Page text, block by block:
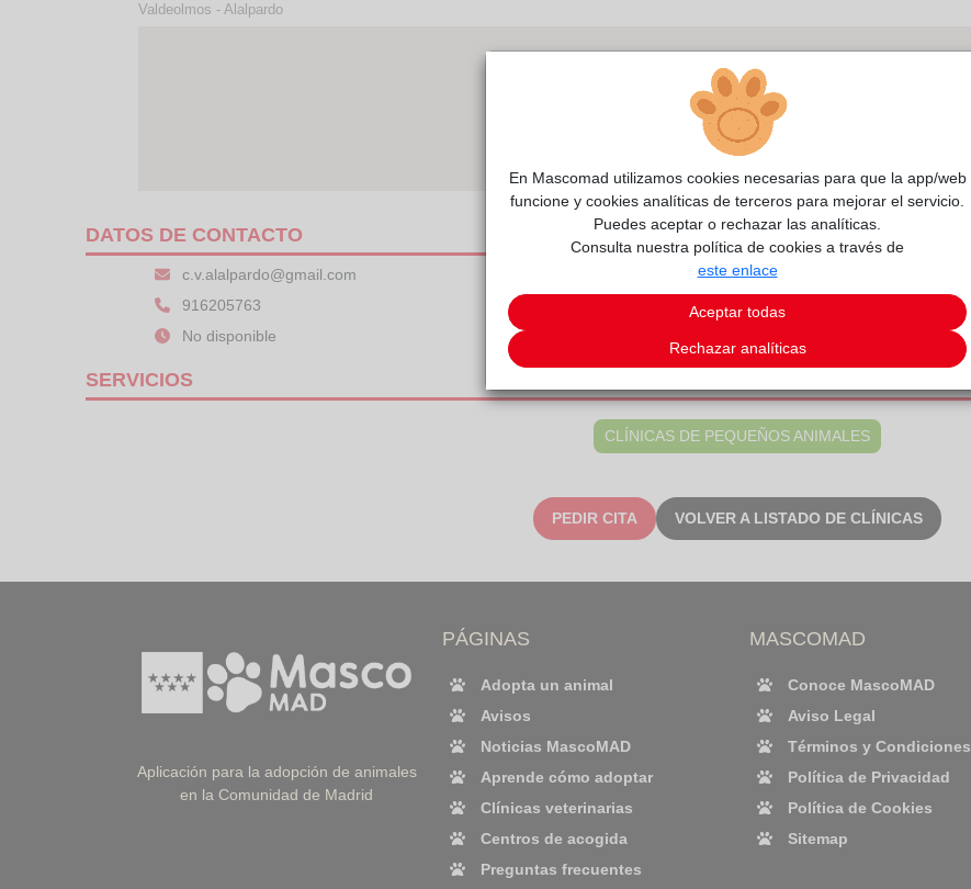
Valdeolmos - Alalpardo
DATOS DE CONTACTO
c.v.alalpardo@gmail.com
916205763
No disponible
SERVICIOS
CLÍNICAS DE PEQUEÑOS ANIMALES
PEDIR CITA VOLVER A LISTADO DE CLÍNICAS
Aplicación para la adopción de animales
en la Comunidad de Madrid
PÁGINAS
Adopta un animal
Avisos
Noticias MascoMAD
Aprende cómo adoptar
Clínicas veterinarias
Centros de acogida
Preguntas frecuentes
MASCOMAD
Conoce MascoMAD
Aviso Legal
Términos y Condiciones
Política de Privacidad
Política de Cookies
Sitemap
En Mascomad utilizamos cookies necesarias para que la app/web
funcione y cookies analíticas de terceros para mejorar el servicio.
Puedes aceptar o rechazar las analíticas.
Consulta nuestra política de cookies a través de
este enlace
Aceptar todas
Rechazar analíticas